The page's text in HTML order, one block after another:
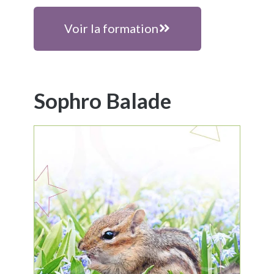
Voir la formation
Sophro Balade